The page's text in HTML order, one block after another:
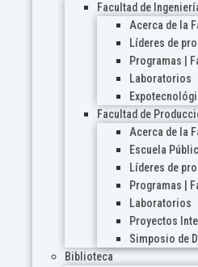
Facultad de
Acerca de la
Líderes de
Programas |
Laboratorios
Facultad de
Acerca de la
Escuela
Líderes de
Programas |
Laboratorios
Proyectos
Simposio de
Biblioteca